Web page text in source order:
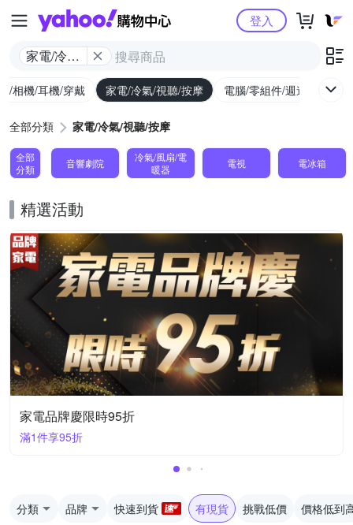
Yahoo購物中心
家電/冷氣/
登入
/相機/耳機/穿戴 家電/冷氣/視聽/按摩 電腦/零組件/週邊/遊戲
全部分類 家電/冷氣/視聽/按摩
全部
分類
音響劇院
冷氣/風扇/電
暖器
電視 電冰箱
精選活動
家電品牌慶限時95折
滿1件享95折
分類 品牌 快速到貨 有現貨 挑戰低價 價格低到